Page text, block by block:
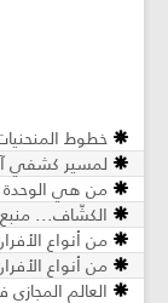
خطوط
لمسير كشفي
من هي الوحدة
الكشّاف... منبع
من أنواع
من أنواع
العالم